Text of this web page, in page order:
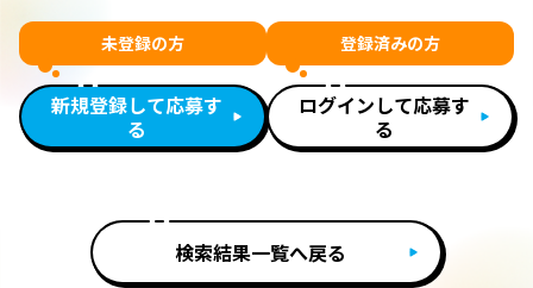
未登録の方
新規登録して応募す
る
登録済みの方
ログインして応募す
る
検索結果一覧へ戻る